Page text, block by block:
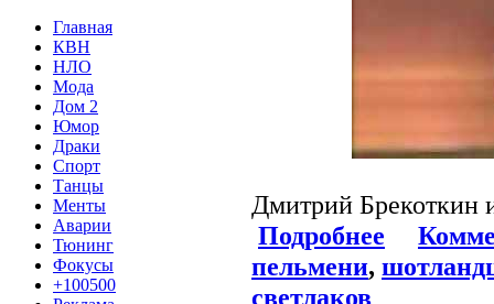
Главная
КВН
НЛО
Мода
Дом 2
Юмор
Драки
Спорт
Танцы
Менты
Аварии
Тюнинг
Фокусы
+100500
Дмитрий Брекоткин
Подробнее
пельмени,
светлаков